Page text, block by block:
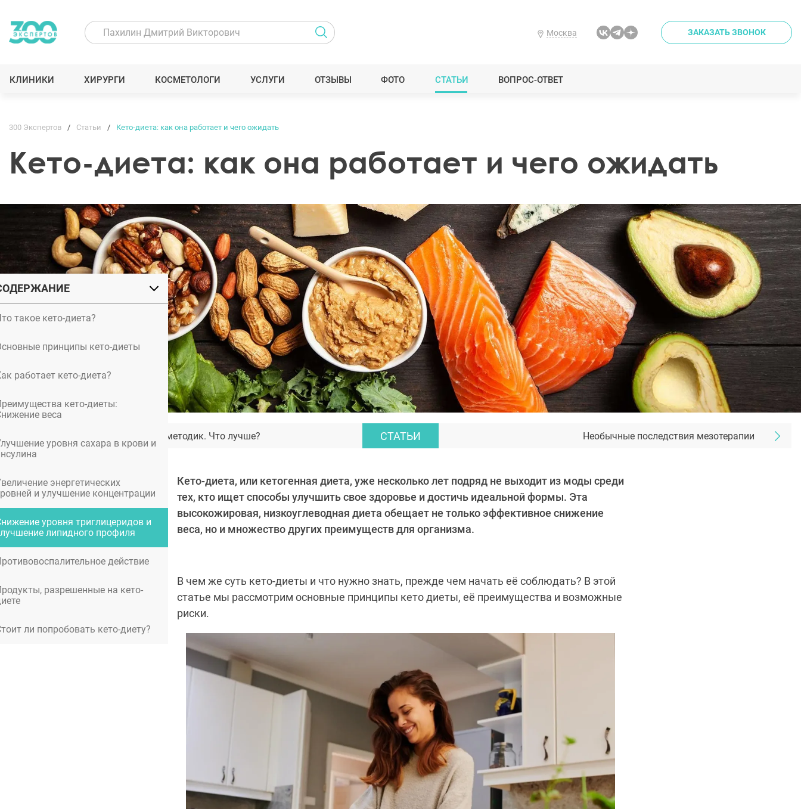
Москва ЗАКАЗАТЬ ЗВОНОК
КЛИНИКИ ХИРУРГИ КОСМЕТОЛОГИ УСЛУГИ ОТЗЫВЫ ФОТО СТАТЬИ ВОПРОС-ОТВЕТ
такое кето-диета?
принципы кето-диеты
работает кето-диета?
кето-диеты:
веса
уровня сахара в крови и
энергетических
и улучшение концентрации
уровня триглицеридов и
липидного профиля
действие
разрешенные на кето-
ли попробовать кето-диету?
300 Экспертов Статьи Кето-диета: как она работает и чего ожидать
Кето-диета: как она работает и чего ожидать
Пластика лица: эволюция методик. Что лучше? СТАТЬИ Необычные последствия мезотерапии
Кето-диета, или кетогенная диета, уже несколько лет подряд не выходит из моды среди
тех, кто ищет способы улучшить свое здоровье и достичь идеальной формы. Эта
высокожировая, низкоуглеводная диета обещает не только эффективное снижение
веса, но и множество других преимуществ для организма.
В чем же суть кето-диеты и что нужно знать, прежде чем начать её соблюдать? В этой
статье мы рассмотрим основные принципы кето диеты, её преимущества и возможные
риски.